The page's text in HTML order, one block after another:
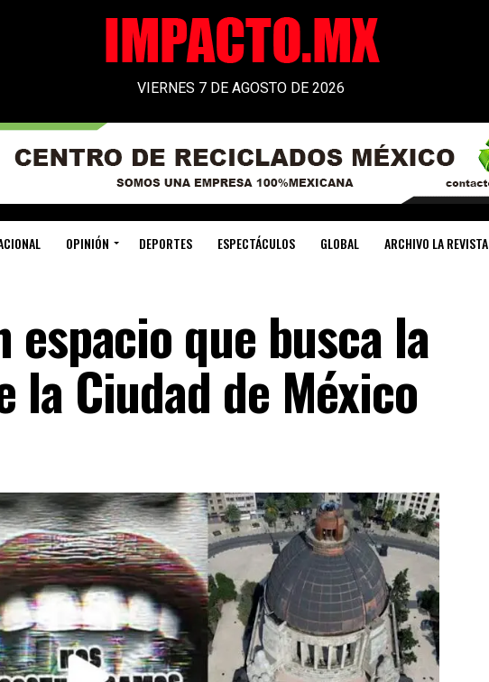
VIERNES 7 DE AGOSTO DE 2026
OPINIÓN DEPORTES ESPECTÁCULOS GLOBAL ARCHIVO LA REVISTA
espacio que busca la
Ciudad de México